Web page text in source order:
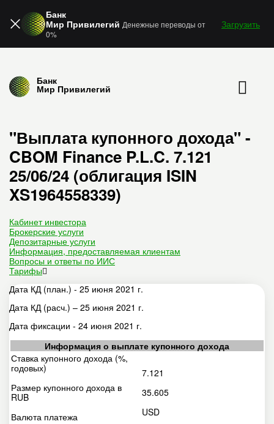
Банк
Мир Привилегий Денежные переводы от
0%
Загрузить
Банк
Мир Привилегий
"Выплата купонного дохода" -
CBOM Finance P.L.C. 7.121
25/06/24 (облигация ISIN
XS1964558339)
Кабинет инвестора
Брокерские услуги
Депозитарные услуги
Информация, предоставляемая клиентам
Вопросы и ответы по ИИС
Тарифы
Дата КД (план.) - 25 июня 2021 г.
Дата КД (расч.) – 25 июня 2021 г.
Дата фиксации - 24 июня 2021 г.
Информация о выплате купонного дохода
Ставка купонного дохода (%,
годовых)
Размер купонного дохода в
RUB
Валюта платежа
7.121
35.605
USD